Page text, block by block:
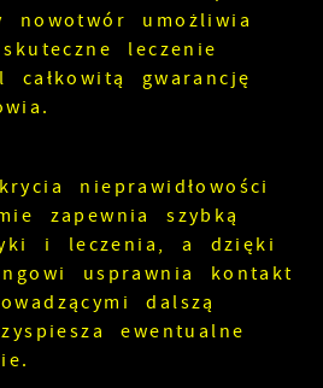
nowotwór umożliwia
leczenie
gwarancję
nieprawidłowości
zapewnia szybką
i leczenia, a dzięki
usprawnia kontakt
dalszą
ewentualne